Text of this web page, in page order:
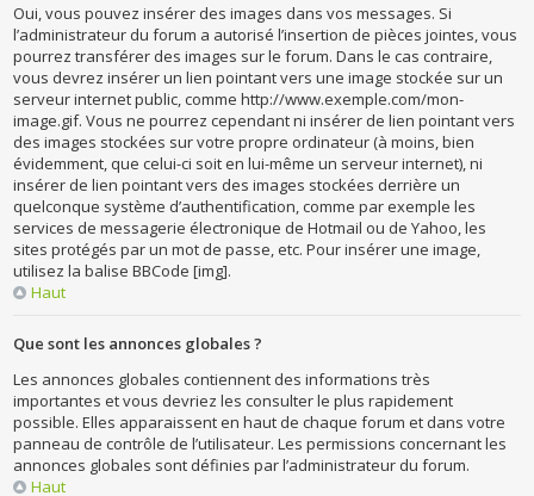
Oui, vous pouvez insérer des images dans vos messages. Si
l’administrateur du forum a autorisé l’insertion de pièces jointes, vous
pourrez transférer des images sur le forum. Dans le cas contraire,
vous devrez insérer un lien pointant vers une image stockée sur un
serveur internet public, comme http://www.exemple.com/mon-
image.gif. Vous ne pourrez cependant ni insérer de lien pointant vers
des images stockées sur votre propre ordinateur (à moins, bien
évidemment, que celui-ci soit en lui-même un serveur internet), ni
insérer de lien pointant vers des images stockées derrière un
quelconque système d’authentification, comme par exemple les
services de messagerie électronique de Hotmail ou de Yahoo, les
sites protégés par un mot de passe, etc. Pour insérer une image,
utilisez la balise BBCode [img].
Haut
Que sont les annonces globales ?
Les annonces globales contiennent des informations très
importantes et vous devriez les consulter le plus rapidement
possible. Elles apparaissent en haut de chaque forum et dans votre
panneau de contrôle de l’utilisateur. Les permissions concernant les
annonces globales sont définies par l’administrateur du forum.
Haut